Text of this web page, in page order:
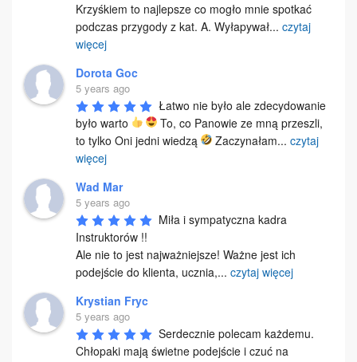
Krzyśkiem to najlepsze co mogło mnie spotkać
podczas przygody z kat. A. Wyłapywał... czytaj
więcej
Dorota Goc
5 years ago
Łatwo nie było ale zdecydowanie
było warto
To, co Panowie ze mną przeszli,
to tylko Oni jedni wiedzą
Zaczynałam... czytaj
więcej
Wad Mar
5 years ago
Miła i sympatyczna kadra
Instruktorów !!
Ale nie to jest najważniejsze! Ważne jest ich
podejście do klienta, ucznia,... czytaj więcej
Krystian Fryc
5 years ago
Serdecznie polecam każdemu.
Chłopaki mają świetne podejście i czuć na